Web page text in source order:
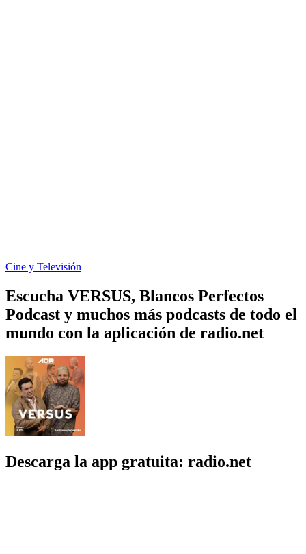
Cine y Televisión
Escucha VERSUS, Blancos Perfectos
Podcast y muchos más podcasts de todo el
mundo con la aplicación de radio.net
Descarga la app gratuita: radio.net